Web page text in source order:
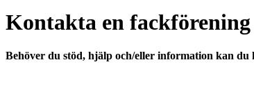
Kontakta en fackförening
Behöver du stöd, hjälp och/eller information kan